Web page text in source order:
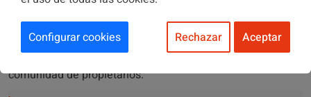
En este artículo nuestro experto en comunidades trata un
tema referente a las jardineras de la fachada de una
comunidad de propietarios.
Configurar cookies Rechazar Aceptar